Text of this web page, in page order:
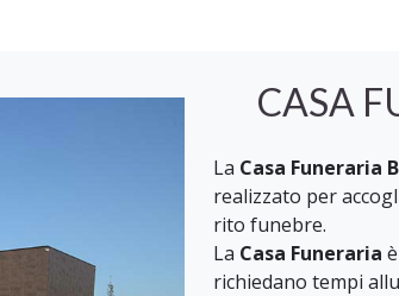
CASA
La Casa Funeraria
realizzato per
rito funebre.
La Casa Funeraria
richiedano tempi